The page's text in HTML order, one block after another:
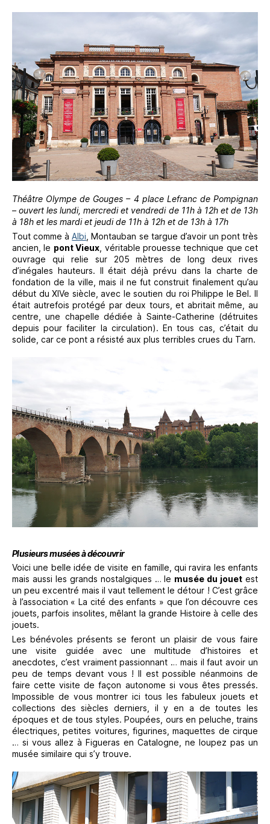
Théâtre Olympe de Gouges – 4 place Lefranc de Pompignan
– ouvert les lundi, mercredi et vendredi de 11h à 12h et de 13h
à 18h et les mardi et jeudi de 11h à 12h et de 13h à 17h
Tout comme àAlbi , Montauban se targue d’avoir un pont très
ancien, le pont Vieux , véritable prouesse technique que cet
ouvrage qui relie sur 205 mètres de long deux rives
d’inégales hauteurs. Il était déjà prévu dans la charte de
fondation de la ville, mais il ne fut construit finalement qu’au
début du XIVe siècle, avec le soutien du roi Philippe le Bel. Il
était autrefois protégé par deux tours, et abritait même, au
centre, une chapelle dédiée à Sainte-Catherine (détruites
depuis pour faciliter la circulation). En tous cas, c’était du
solide, car ce pont a résisté aux plus terribles crues du Tarn.
Plusieurs musées à découvrir
Voici une belle idée de visite en famille, qui ravira les enfants
mais aussi les grands nostalgiques … le musée du jouet est
un peu excentré mais il vaut tellement le détour ! C’est grâce
à l’association « La cité des enfants » que l’on découvre ces
jouets, parfois insolites, mêlant la grande Histoire à celle des
jouets.
Les bénévoles présents se feront un plaisir de vous faire
une visite guidée avec une multitude d’histoires et
anecdotes, c’est vraiment passionnant … mais il faut avoir un
peu de temps devant vous ! Il est possible néanmoins de
faire cette visite de façon autonome si vous êtes pressés.
Impossible de vous montrer ici tous les fabuleux jouets et
collections des siècles derniers, il y en a de toutes les
époques et de tous styles. Poupées, ours en peluche, trains
électriques, petites voitures, figurines, maquettes de cirque
… si vous allez à Figueras en Catalogne, ne loupez pas un
musée similaire qui s’y trouve.